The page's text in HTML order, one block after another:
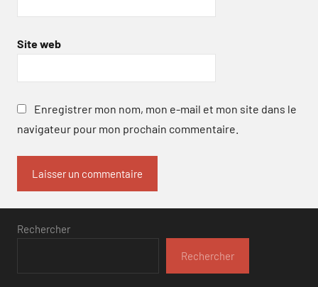
Site web
Enregistrer mon nom, mon e-mail et mon site dans le
navigateur pour mon prochain commentaire.
Rechercher
Rechercher